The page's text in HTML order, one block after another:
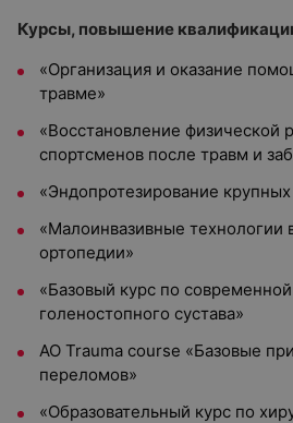
Курсы, повышение
«Организация и оказание
травме»
«Восстановление физической
спортсменов после травм и
«Эндопротезирование крупных
«Малоинвазивные технологии
ортопедии»
«Базовый курс по
голеностопного сустава»
AO Trauma course «Базовые
переломов»
«Образовательный курс по